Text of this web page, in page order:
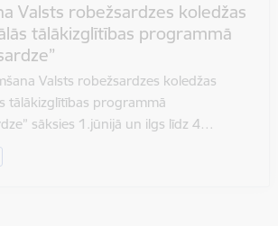
Valsts robežsardzes koledžas
tālākizglītības programmā
Valsts robežsardzes koledžas
tālākizglītības programmā
sāksies 1.jūnijā un ilgs līdz 4…